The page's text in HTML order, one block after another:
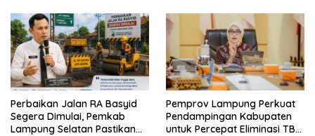
Perbaikan Jalan RA Basyid
Segera Dimulai, Pemkab
Lampung Selatan Pastikan
Pemprov Lampung Perkuat
Pendampingan Kabupaten
untuk Percepat Eliminasi TBC